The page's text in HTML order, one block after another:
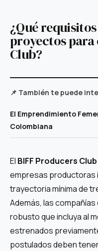
¿Qué
proyectos para
Club?
📌 También te puede
El Emprendimiento
Colombiana
El BIFF Producers Club
empresas productoras
trayectoria mínima de
Además, las
robusto que incluya al
estrenados
postulados deben